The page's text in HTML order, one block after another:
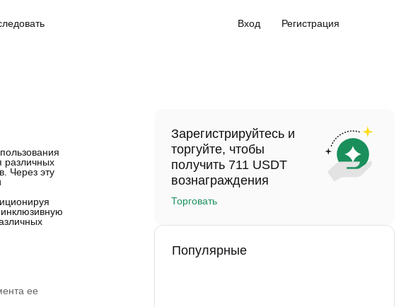
Вход Регистрация
различных
Через эту
ее
Зарегистрируйтесь и
торгуйте, чтобы
получить 711 USDT
вознаграждения
Торговать
Популярные